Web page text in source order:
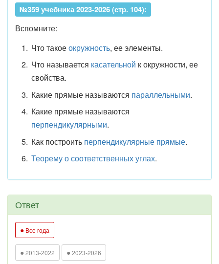
№359 учебника 2023-2026 (стр. 104):
Вспомните:
Что такоеокружность, ее элементы.
Что называется касательной к окружности, ее
свойства.
Какие прямые называются параллельными.
Какие прямые называются
перпендикулярными.
Как построить перпендикулярные прямые.
Теорему о соответственных углах.
Ответ
● Все года
● 2013-2022 ● 2023-2026